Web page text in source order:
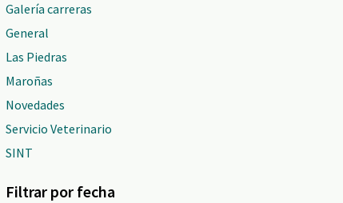
Galería carreras
General
Las Piedras
Maroñas
Novedades
Servicio Veterinario
SINT
Filtrar por fecha